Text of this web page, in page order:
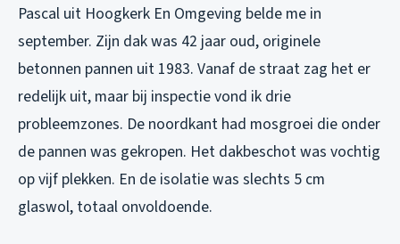
Pascal uit Hoogkerk En Omgeving belde me in
september. Zijn dak was 42 jaar oud, originele
betonnen pannen uit 1983. Vanaf de straat zag het er
redelijk uit, maar bij inspectie vond ik drie
probleemzones. De noordkant had mosgroei die onder
de pannen was gekropen. Het dakbeschot was vochtig
op vijf plekken. En de isolatie was slechts 5 cm
glaswol, totaal onvoldoende.